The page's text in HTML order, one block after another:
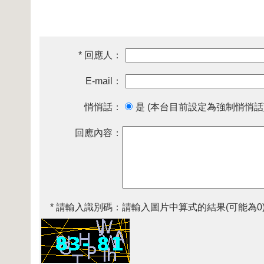
* 回應人：
E-mail：
悄悄話： 是 (本台目前設定為強制悄悄
回應內容：
* 請輸入識別碼： 請輸入圖片中算式的結果(可能為